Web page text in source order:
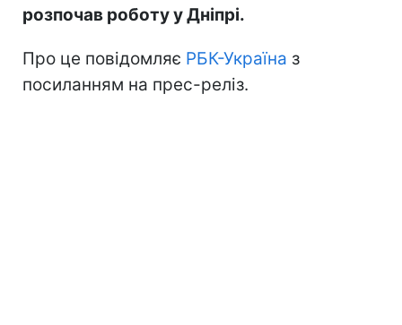
розпочав роботу у Дніпрі.
Про це повідомляє РБК-Україна з
посиланням на прес-реліз.